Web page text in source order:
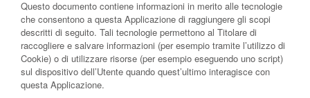
Questo documento contiene informazioni in merito alle tecnologie
che consentono a questa Applicazione di raggiungere gli scopi
descritti di seguito. Tali tecnologie permettono al Titolare di
raccogliere e salvare informazioni (per esempio tramite l’utilizzo di
Cookie) o di utilizzare risorse (per esempio eseguendo uno script)
sul dispositivo dell’Utente quando quest’ultimo interagisce con
questa Applicazione.